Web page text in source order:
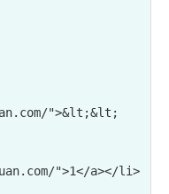
">&lt;&lt;
">1</a></li>